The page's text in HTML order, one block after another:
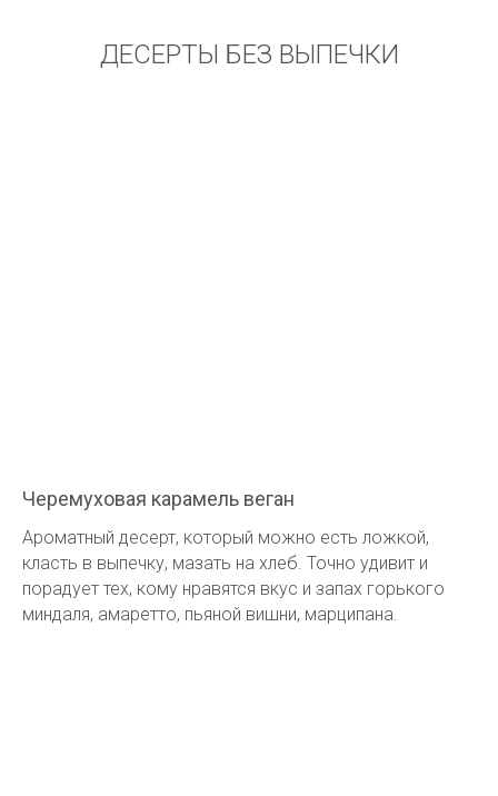
ДЕСЕРТЫ БЕЗ ВЫПЕЧКИ
Черемуховая карамель веган
Ароматный десерт, который можно есть ложкой,
класть в выпечку, мазать на хлеб. Точно удивит и
порадует тех, кому нравятся вкус и запах горького
миндаля, амаретто, пьяной вишни, марципана.